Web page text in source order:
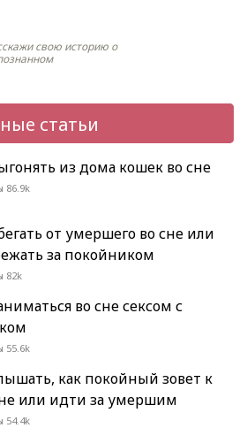
свою историю о
статьи
из дома кошек во сне
86.9k
от умершего во сне или
за покойником
82k
во сне сексом с
55.6k
как покойный зовет к
или идти за умершим
54.4k